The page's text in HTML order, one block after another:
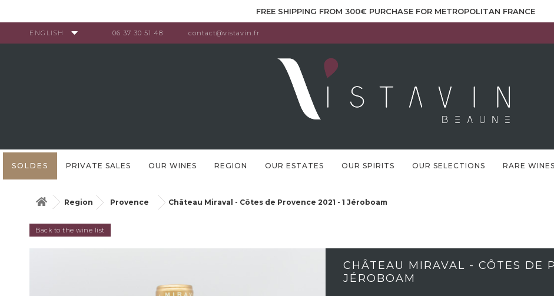
FREE SHIPPING FROM 300€ PURCHASE FOR METROPOLITAN FRANCE
ENGLISH 06 37 30 51 48 contact@vistavin.fr
SOLDES PRIVATE SALES OUR WINES REGION OUR ESTATES OUR SPIRITS OUR SELECTIONS RARE WINES
Region Provence Château Miraval - Côtes de Provence 2021 - 1 Jéroboam
Back to the wine list
CHÂTEAU MIRAVAL - CÔTES DE
JÉROBOAM